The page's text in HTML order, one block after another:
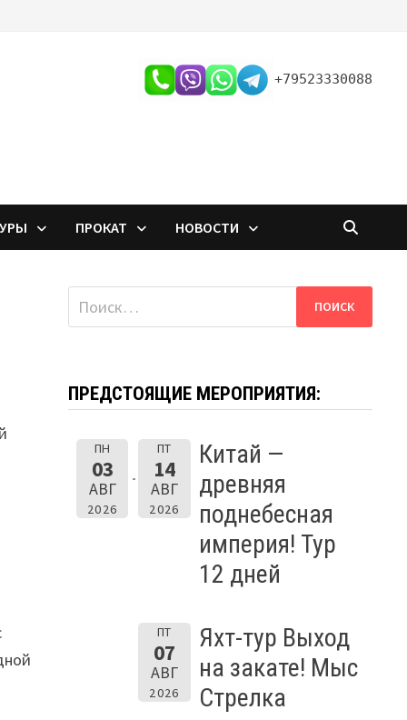
+79523330088
ПРОКАТ НОВОСТИ
Найти:
ПРЕДСТОЯЩИЕ МЕРОПРИЯТИЯ:
ПН
03
АВГ
2026
ПТ
14
АВГ
2026
Китай —
древняя
поднебесная
империя! Тур
12 дней
ПТ
07
АВГ
2026
Яхт-тур Выход
на закате! Мыс
Стрелка